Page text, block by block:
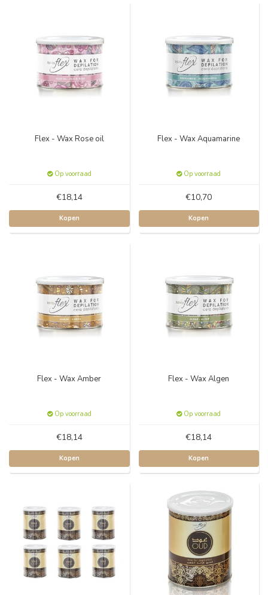
Flex - Wax Rose oil
Op voorraad
€18,14
Kopen
Flex - Wax Aquamarine
Op voorraad
€10,70
Kopen
Flex - Wax Amber
Op voorraad
€18,14
Kopen
Flex - Wax Algen
Op voorraad
€18,14
Kopen